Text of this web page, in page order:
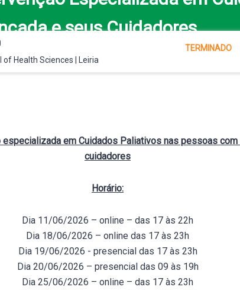
e seus Cuidadores
of Health Sciences | Leiria
TERMINADO
em Cuidados Paliativos nas pessoas com
cuidadores
Horário:
Dia 11/06/2026 – online – das 17 às 22h
Dia 18/06/2026 – online das 17 às 23h
Dia 19/06/2026 - presencial das 17 às 23h
Dia 20/06/2026 – presencial das 09 às 19h
Dia 25/06/2026 – online – das 17 às 23h